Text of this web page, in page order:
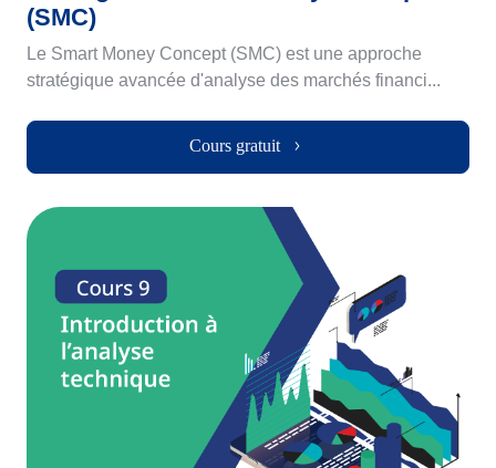
(SMC)
Le Smart Money Concept (SMC) est une approche
stratégique avancée d'analyse des marchés financi...
Cours gratuit